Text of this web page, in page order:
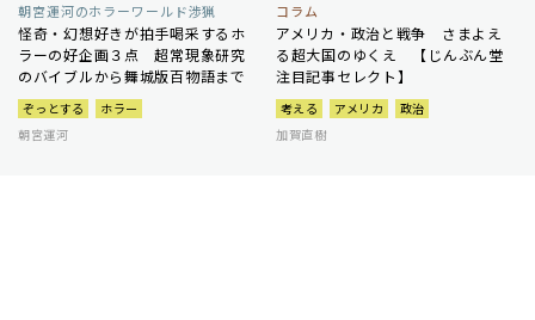
朝宮運河のホラーワールド渉猟
怪奇・幻想好きが拍手喝采するホ
ラーの好企画３点 超常現象研究
のバイブルから舞城版百物語まで
ぞっとする
ホラー
朝宮運河
コラム
アメリカ・政治と戦争 さまよえ
る超大国のゆくえ 【じんぶん堂
注目記事セレクト】
考える アメリカ
政治
加賀直樹